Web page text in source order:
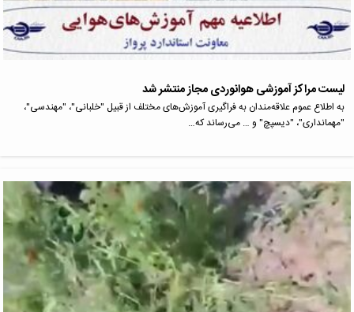
لیست مراکز آموزشی هوانوردی مجاز منتشر شد
به اطلاع عموم علاقه‌مندان به فراگیری آموزش‌های مختلف از قبیل "خلبانی"، "مهندسی"،
"مهمانداری"، "دیسپچ" و … می‌رساند که…